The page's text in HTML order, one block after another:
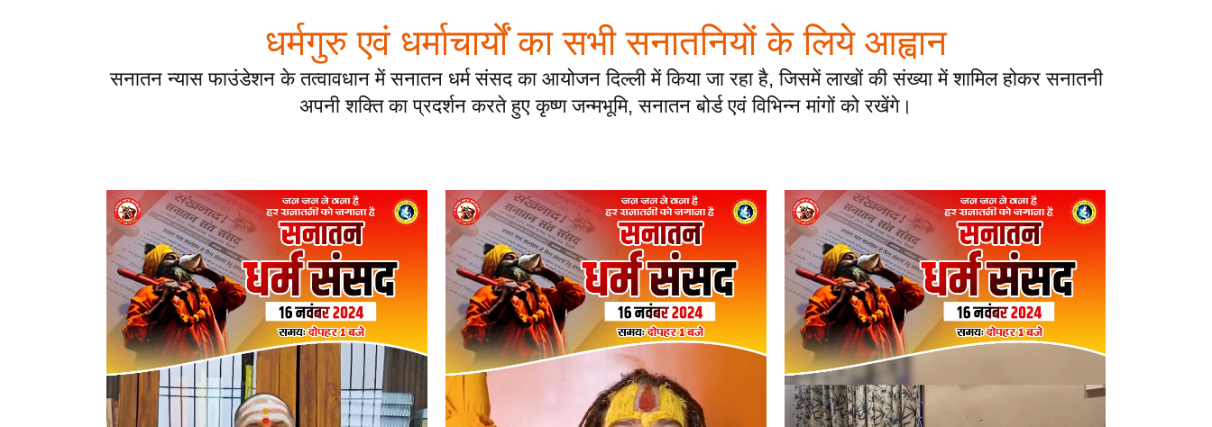
धर्मगुरु एवं धर्माचार्यों का सभी सनातनियों के लिये आह्वान
सनातन न्यास फाउंडेशन के तत्वावधान में सनातन धर्म संसद का आयोजन दिल्ली में किया जा रहा है, जिसमें लाखों की संख्या में शामिल होकर सनातनी
अपनी शक्ति का प्रदर्शन करते हुए कृष्ण जन्मभूमि, सनातन बोर्ड एवं विभिन्न मांगों को रखेंगे।